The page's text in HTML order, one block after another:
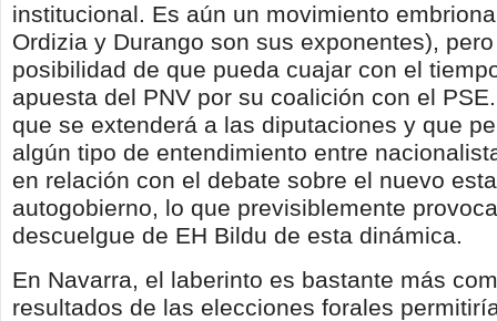
institucional. Es aún un movimiento
Ordizia y Durango son sus exponentes),
posibilidad de que pueda cuajar con el
apuesta del PNV por su coalición con el
que se extenderá a las diputaciones y que
algún tipo de entendimiento entre
en relación con el debate sobre el nuevo
autogobierno, lo que previsiblemente
descuelgue de EH Bildu de esta dinámica.
En Navarra, el laberinto es bastante más
resultados de las elecciones forales